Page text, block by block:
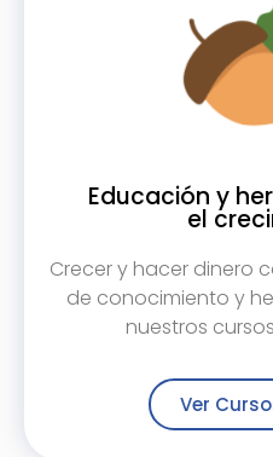
Educación y
el
Crecer y hacer dinero
de conocimiento y
nuestros
Ver